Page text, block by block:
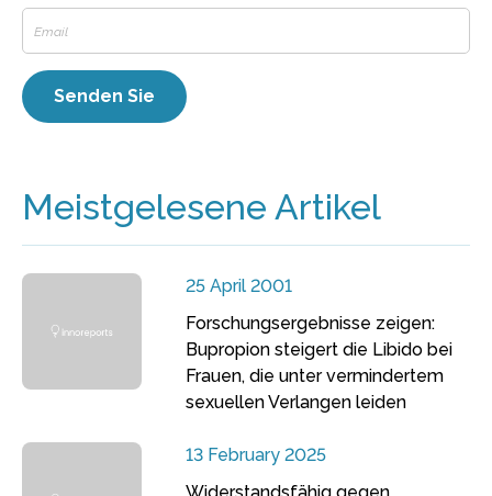
Meistgelesene Artikel
25 April 2001
Forschungsergebnisse zeigen:
Bupropion steigert die Libido bei
Frauen, die unter vermindertem
sexuellen Verlangen leiden
13 February 2025
Widerstandsfähig gegen